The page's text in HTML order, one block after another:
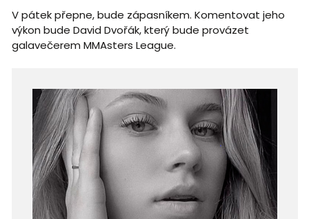
V pátek přepne, bude zápasníkem. Komentovat jeho
výkon bude David Dvořák, který bude provázet
galavečerem MMAsters League.